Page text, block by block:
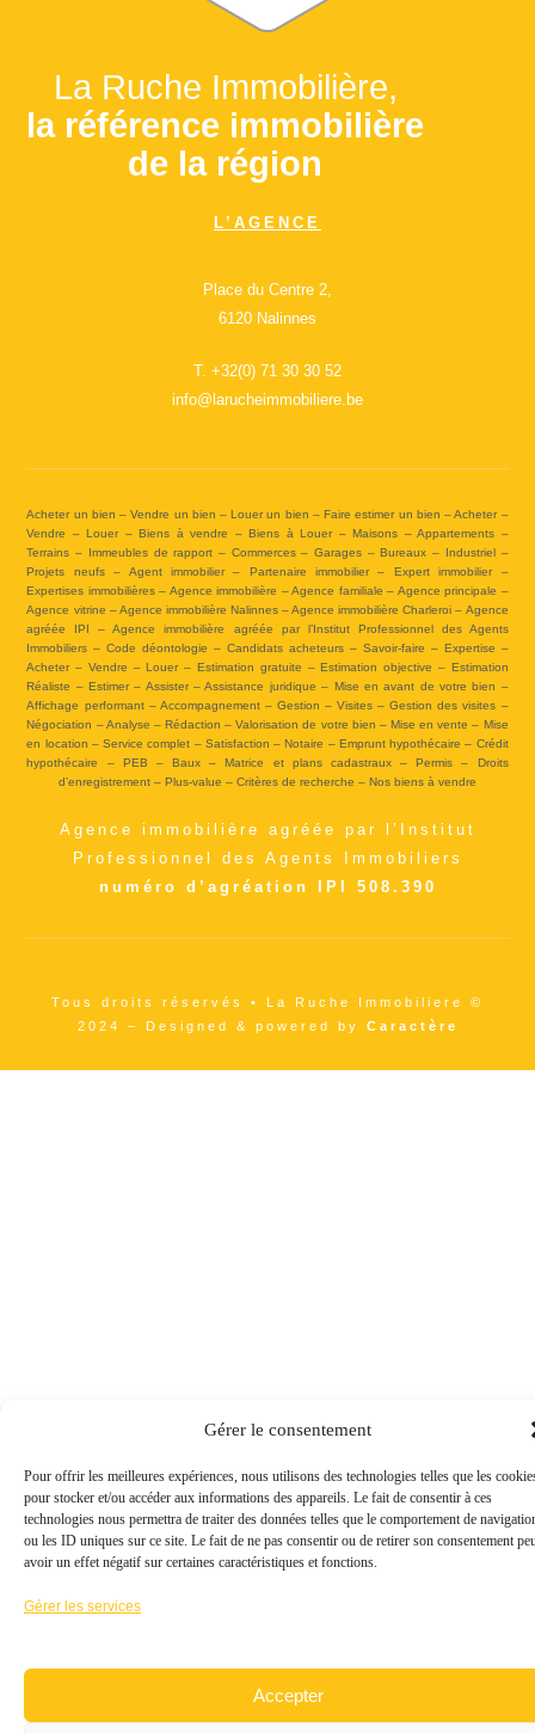
Gérer le consentement
Pour offrir les meilleures expériences, nous utilisons des technologies telles que les
pour stocker et/ou accéder aux informations des appareils. Le fait de consentir à ces
technologies nous permettra de traiter des données telles que le comportement de
ou les ID uniques sur ce site. Le fait de ne pas consentir ou de retirer son consentement
avoir un effet négatif sur certaines caractéristiques et fonctions.
Gérer les services
Accepter
La Ruche Immobilière,
la référence immobilière
de la région
L’AGENCE
Place du Centre 2,
6120 Nalinnes
T. +32(0) 71 30 30 52
info@larucheimmobiliere.be
Acheter un bien – Vendre un bien – Louer un bien – Faire estimer un bien – Acheter –
Vendre – Louer – Biens à vendre – Biens à Louer – Maisons – Appartements –
Terrains – Immeubles de rapport – Commerces – Garages – Bureaux – Industriel –
Projets neufs – Agent immobilier – Partenaire immobilier – Expert immobilier –
Expertises immobilières – Agence immobilière – Agence familiale – Agence principale –
Agence vitrine – Agence immobilière Nalinnes – Agence immobilière Charleroi – Agence
agréée IPI – Agence immobilière agréée par l’Institut Professionnel des Agents
Immobiliers – Code déontologie – Candidats acheteurs – Savoir-faire – Expertise –
Acheter – Vendre – Louer – Estimation gratuite – Estimation objective – Estimation
Réaliste – Estimer – Assister – Assistance juridique – Mise en avant de votre bien –
Affichage performant – Accompagnement – Gestion – Visites – Gestion des visites –
Négociation – Analyse – Rédaction – Valorisation de votre bien – Mise en vente – Mise
en location – Service complet – Satisfaction – Notaire – Emprunt hypothécaire – Crédit
hypothécaire – PEB – Baux – Matrice et plans cadastraux – Permis – Droits
d’enregistrement – Plus-value – Critères de recherche – Nos biens à vendre
Agence immobilière agréée par l’Institut
Professionnel des Agents Immobiliers
numéro d’agréation IPI 508.390
Tous droits réservés • La Ruche Immobiliere ©
2024 – Designed & powered by Caractère